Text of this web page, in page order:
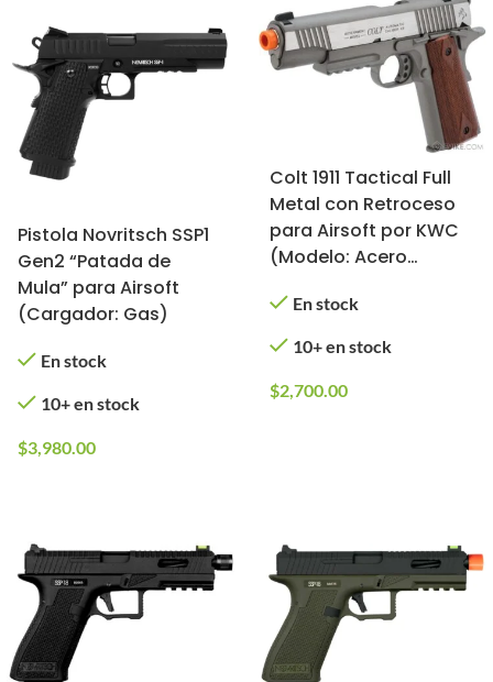
Pistola Novritsch SSP1
Gen2 “Patada de
Mula” para Airsoft
(Cargador: Gas)
En stock
10+ en stock
$3,980.00
Colt 1911 Tactical Full
Metal con Retroceso
para Airsoft por KWC
(Modelo: Acero
En stock
10+ en stock
$2,700.00